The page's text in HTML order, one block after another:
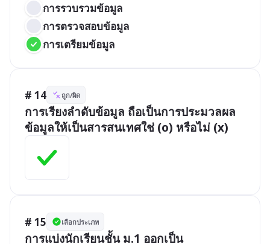
การรวบรวมข้อมูล
การตรวจสอบข้อมูล
การเตรียมข้อมูล
# 14 ถูก/ผิด
การเรียงลำดับข้อมูล ถือเป็นการประมวลผล
ข้อมูลให้เป็นสารสนเทศใช่ (o) หรือไม่ (x)
# 15 เลือกประเภท
การแบ่งนักเรียนชั้น ม.1 ออกเป็น